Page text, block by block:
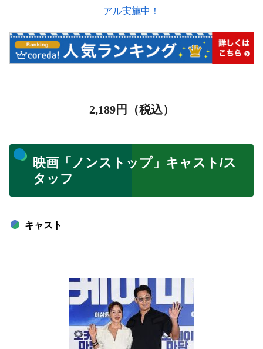
アル実施中！
2,189円（税込）
映画「ノンストップ」キャスト/ス
タッフ
キャスト